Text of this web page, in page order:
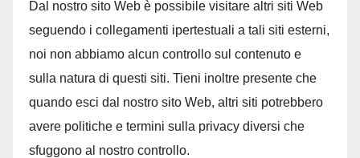
Dal nostro sito Web è possibile visitare altri siti Web
seguendo i collegamenti ipertestuali a tali siti esterni,
noi non abbiamo alcun controllo sul contenuto e
sulla natura di questi siti. Tieni inoltre presente che
quando esci dal nostro sito Web, altri siti potrebbero
avere politiche e termini sulla privacy diversi che
sfuggono al nostro controllo.